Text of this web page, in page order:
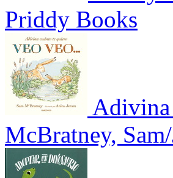
Priddy Books
McBratney,